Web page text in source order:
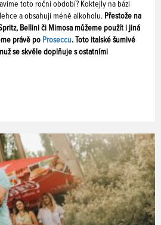
toto roční období? Koktejly na bázi
a obsahují méně alkoholu. Přestože na
Bellini či Mimosa můžeme použít i jiná
právě po Proseccu. Toto italské šumivé
se skvěle doplňuje s ostatními